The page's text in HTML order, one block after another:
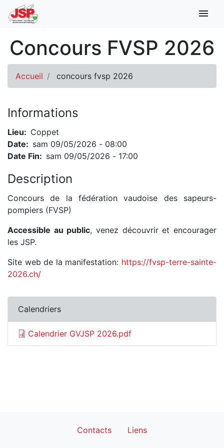
Main
navigation
menu
Concours FVSP 2026
Accueil concours fvsp 2026
Informations
Lieu
Coppet
Date
sam 09/05/2026 - 08:00
Date Fin
sam 09/05/2026 - 17:00
Description
Concours de la fédération vaudoise des sapeurs-
pompiers (FVSP)
Accessible au public, venez découvrir et encourager
les JSP.
Site web de la manifestation: https://fvsp-terre-sainte-
2026.ch/
Calendriers
Calendrier GVJSP 2026.pdf
Contacts Liens